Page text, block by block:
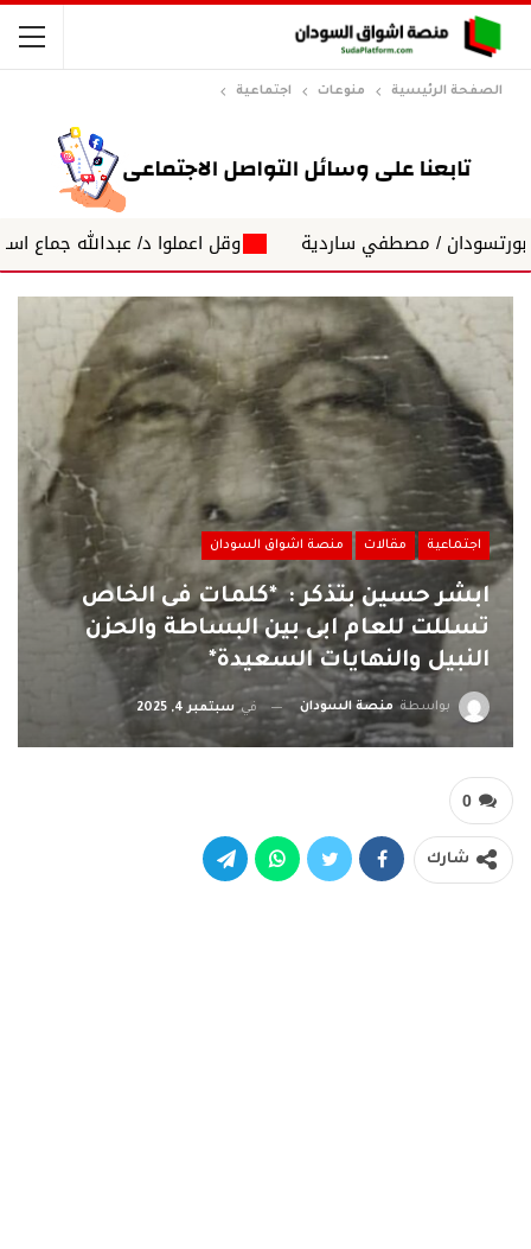
الصفحة الرئيسية منوعات اجتماعية
وقل اعملوا د/ عبدالله جماع اسامة داؤود:
اجتماعية مقالات منصة اشواق السودان
ابشر حسين بتذكر : *كلمات فى الخاص
تسللت للعام ابى بين البساطة والحزن
النبيل والنهايات السعيدة*
بواسطة منصة السودان فيسبتمبر 4, 2025
0
شارك